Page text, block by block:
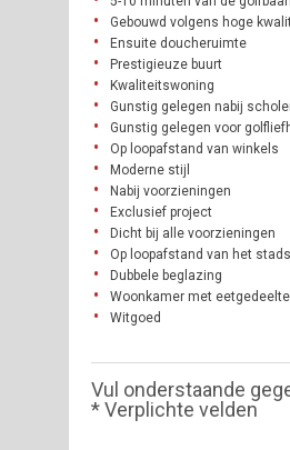
Gebouwd volgens hoge
Ensuite doucheruimte
Prestigieuze buurt
Kwaliteitswoning
Gunstig gelegen nabij
Gunstig gelegen voor
Op loopafstand van winkels
Moderne stijl
Nabij voorzieningen
Exclusief project
Dicht bij alle voorzieningen
Op loopafstand van het
Dubbele beglazing
Woonkamer met eetgedeelte
Witgoed
Vul onderstaande
* Verplichte velden